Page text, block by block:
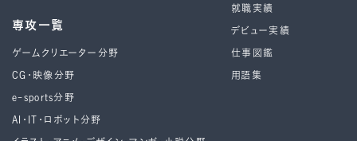
専攻一覧
ゲームクリエーター分野
CG・映像分野
e-sports分野
AI・IT・ロボット分野
就職実績
デビュー実績
仕事図鑑
用語集